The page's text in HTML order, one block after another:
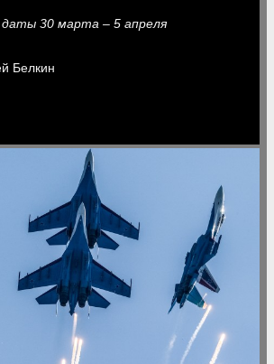
даты 30 марта – 5 апреля
Белкин